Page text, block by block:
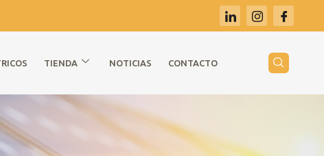
TIENDA NOTICIAS CONTACTO